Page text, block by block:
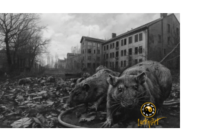
Tel : 0216 386 77 52
AYLIK BÜLTEN